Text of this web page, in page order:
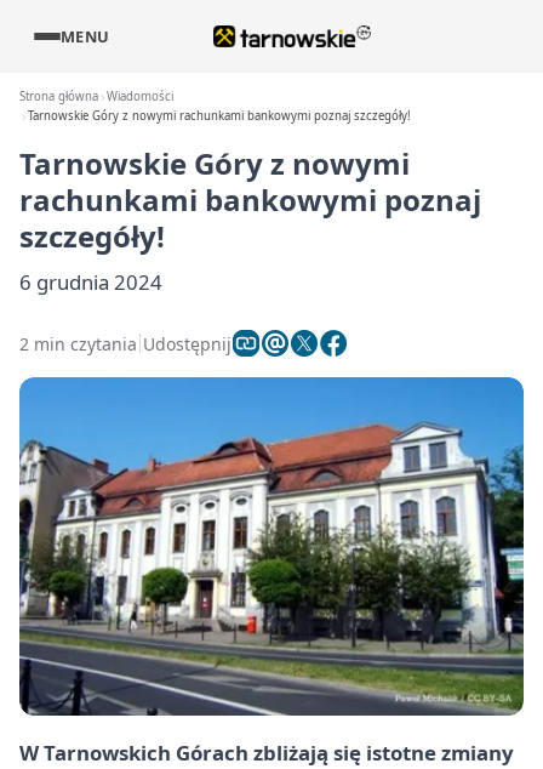
MENU
Strona główna Wiadomości
Tarnowskie Góry z nowymi rachunkami bankowymi poznaj szczegóły!
Tarnowskie Góry z nowymi
rachunkami bankowymi poznaj
szczegóły!
6 grudnia 2024
2 min czytania Udostępnij
W Tarnowskich Górach zbliżają się istotne zmiany